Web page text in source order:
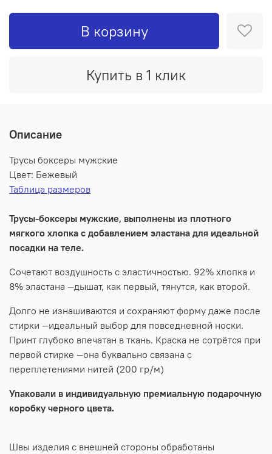
В корзину
Купить в 1 клик
Описание
Трусы боксеры мужские
Цвет: Бежевый
Таблица размеров
Трусы-боксеры мужские, выполнены из плотного
мягкого хлопка с добавлением эластана для идеальной
посадки на теле.
Сочетают воздушность с эластичностью. 92% хлопка и
8% эластана —дышат, как первый, тянутся, как второй.
Долго не изнашиваются и сохраняют форму даже после
стирки —идеальный выбор для повседневной носки.
Принт глубоко впечатан в ткань. Краска не сотрётся при
первой стирке —она буквально связана с
переплетениями нитей (200 гр/м)
Упаковали в индивидуальную премиальную подарочную
коробку черного цвета.
Швы изделия с внешней стороны обработаны